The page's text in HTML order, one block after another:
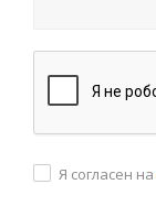
Я согласен на